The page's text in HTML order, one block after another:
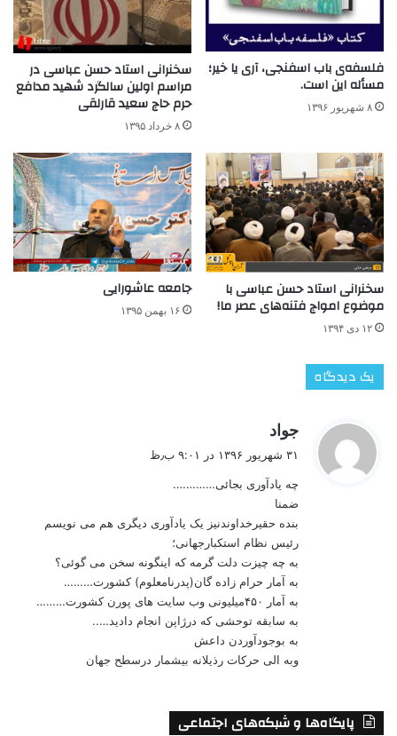
فلسفه‌ی باب اسفنجی، آری یا خیر؛
مسأله این است.
۸ شهریور ۱۳۹۶
سخنرانی استاد حسن عباسی در
مراسم اولین سالگرد شهید مدافع
حرم حاج سعید قارلقی
۸ خرداد ۱۳۹۵
سخنرانی استاد حسن عباسی با
موضوع امواج فتنه‌های عصر ما!
۱۲ دی ۱۳۹۴
جامعه عاشورایی
۱۶ بهمن ۱۳۹۵
یک دیدگاه
جواد
ت
:
۳۱ شهریور ۱۳۹۶ در ۹:۰۱ ب٫ظ
چه یادآوری بجائی………….
ضمنا
بنده حقیرخداوندنیز یک یادآوری دیگری هم می نویسم
رئیس نظام استکبارجهانی؛
به چه چیزت دلت گرمه که اینگونه سخن می گوئی؟
به آمار حرام زاده گان(پدرنامعلوم) کشورت………
به آمار ۴۵۰میلیونی وب سایت های پورن کشورت………
به سابقه توحشی که درژاپن انجام دادید…..
به بوجودآوردن داعش
وبه الی حرکات رذیلانه بیشمار درسطح جهان
پایگاه‌ها و شبکه‌های اجتماعی